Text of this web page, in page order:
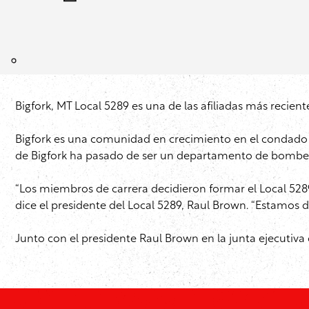
Bigfork, MT Local 5289 es una de las afiliadas más
Bigfork es una comunidad en crecimiento en el
de Bigfork ha pasado de ser un departamento de
“Los miembros de carrera decidieron formar el Local
dice el presidente del Local 5289, Raul Brown.
Junto con el presidente Raul Brown en la junta